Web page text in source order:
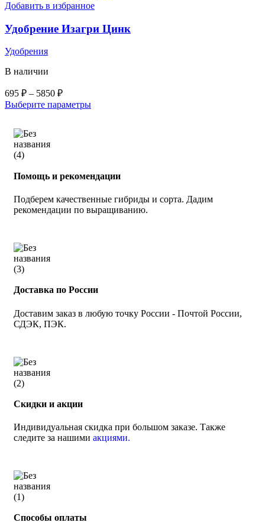
Добавить в избранное
Удобрение Изагри Цинк
Удобрения
В наличии
695 ₽ – 5850 ₽
Выберите параметры
Помощь и рекомендации
Подберем качественные гибриды и сорта. Дадим
рекомендации по выращиванию.
Доставка по России
Доставим заказ в любую точку России - Почтой России,
СДЭК, ПЭК.
Скидки и акции
Индивидуальная скидка при большом заказе. Также
следите за нашими акциями.
Способы оплаты